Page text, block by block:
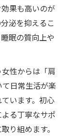
果も高いのが
泌を抑えるこ
眠の質向上や
性からは「肩
日常生活が楽
います。初心
る丁寧なサポ
り組めます。